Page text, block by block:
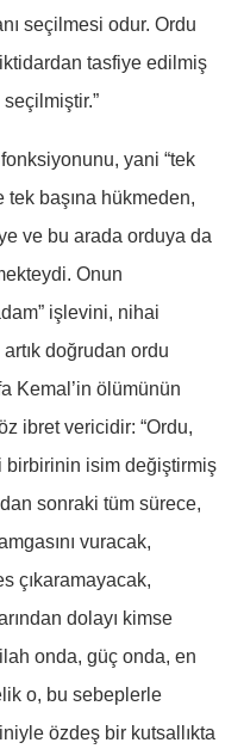
seçilmesi odur. Ordu
iktidardan tasfiye edilmiş
yani “tek
tek başına hükmeden,
ve bu arada orduya da
Onun
işlevini, nihai
doğrudan ordu
Kemal’in ölümünün
ibret vericidir: “Ordu,
birbirinin isim değiştirmiş
sonraki tüm sürece,
vuracak,
çıkaramayacak,
dolayı kimse
onda, güç onda, en
o, bu sebeplerle
özdeş bir kutsallıkta